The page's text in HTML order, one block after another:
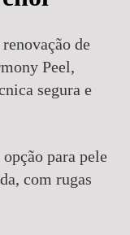
de
Peel,
segura e
para pele
com rugas